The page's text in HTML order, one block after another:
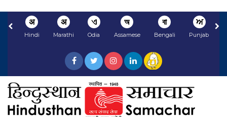
अ
Hindi
अ
Marathi
ଏ
Odia
অ
Assamese
বা
Bengali
ਅ
Punjabi